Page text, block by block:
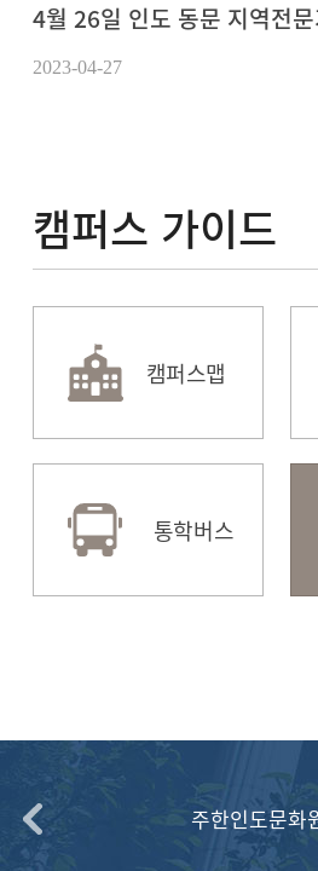
4월 26일 인도 동문 지역전
2023-04-27
캠퍼스 가이드
캠퍼스맵
통학버스
HUFSability
교육혁신원
(전공설계지원센터)
주한인도문화